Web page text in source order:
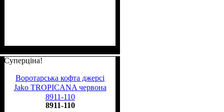
Суперціна!
Воротарська кофта джерсі
Jako TROPICANA червона
8911-110
8911-110